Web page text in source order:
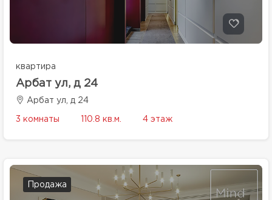
квартира
Арбат ул, д 24
Арбат ул, д 24
3 комнаты 110.8 кв.м. 4 этаж
Продажа